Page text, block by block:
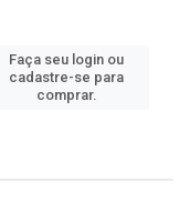
Faça seu login ou
cadastre-se para
comprar.